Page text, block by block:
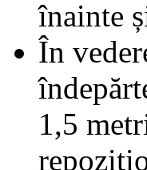
înainte
În
1,5